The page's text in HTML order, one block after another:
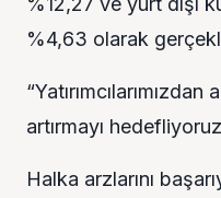
%4,63 olarak
“Yatırımcılarımızdan
artırmayı
Halka arzlarını